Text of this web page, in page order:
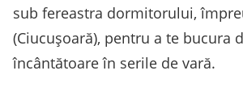
sub fereastra dormitorului,
(Ciucușoară), pentru a te bucura
încântătoare în serile de vară.